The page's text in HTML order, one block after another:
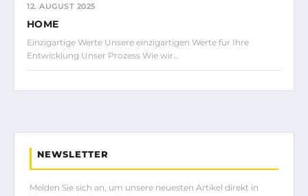
12. AUGUST 2025
HOME
Einzigartige Werte Unsere einzigartigen Werte für Ihre
Entwicklung Unser Prozess Wie wir…
NEWSLETTER
Melden Sie sich an, um unsere neuesten Artikel direkt in